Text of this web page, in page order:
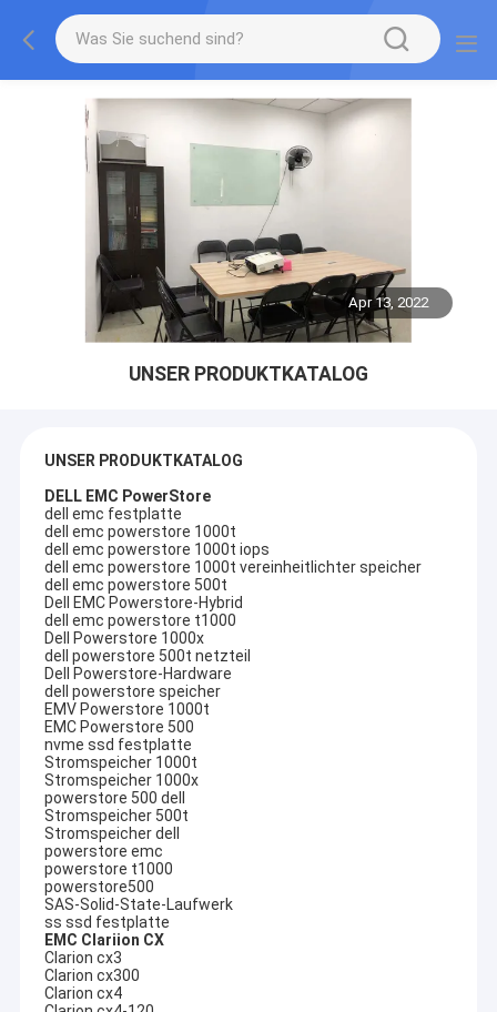
Apr 13, 2022
UNSER PRODUKTKATALOG
UNSER PRODUKTKATALOG
DELL EMC PowerStore
dell emc festplatte
dell emc powerstore 1000t
dell emc powerstore 1000t iops
dell emc powerstore 1000t vereinheitlichter speicher
dell emc powerstore 500t
Dell EMC Powerstore-Hybrid
dell emc powerstore t1000
Dell Powerstore 1000x
dell powerstore 500t netzteil
Dell Powerstore-Hardware
dell powerstore speicher
EMV Powerstore 1000t
EMC Powerstore 500
nvme ssd festplatte
Stromspeicher 1000t
Stromspeicher 1000x
powerstore 500 dell
Stromspeicher 500t
Stromspeicher dell
powerstore emc
powerstore t1000
powerstore500
SAS-Solid-State-Laufwerk
ss ssd festplatte
EMC Clariion CX
Clarion cx3
Clarion cx300
Clarion cx4